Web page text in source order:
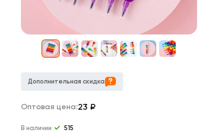
Дополнительная скидка
Оптовая цена:23 ₽
В наличии 515